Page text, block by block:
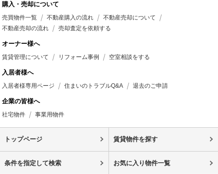
購入・売却について
売買物件一覧 不動産購入の流れ
不動産売却について
不動産売却の流れ
売却査定を依頼する
オーナー様へ
賃貸管理について リフォーム事例 空室相談をする
入居者様へ
入居者様専用ページ 住まいのトラブルQ&A 退去のご申請
企業の皆様へ
社宅物件 事業用物件
トップページ 賃貸物件を探す
条件を指定して検索 お気に入り物件一覧